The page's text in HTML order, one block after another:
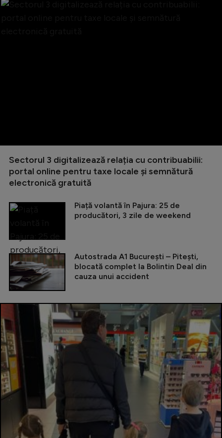
Sectorul 3 digitalizează relația cu contribuabilii:
portal online pentru taxe locale și semnătură
electronică gratuită
Piață volantă în Pajura: 25 de
producători, 3 zile de weekend
Autostrada A1 București – Pitești,
blocată complet la Bolintin Deal din
cauza unui accident